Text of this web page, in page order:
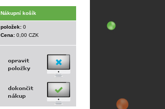
Nákupní košík
položek: 0
Cena: 0,00 CZK